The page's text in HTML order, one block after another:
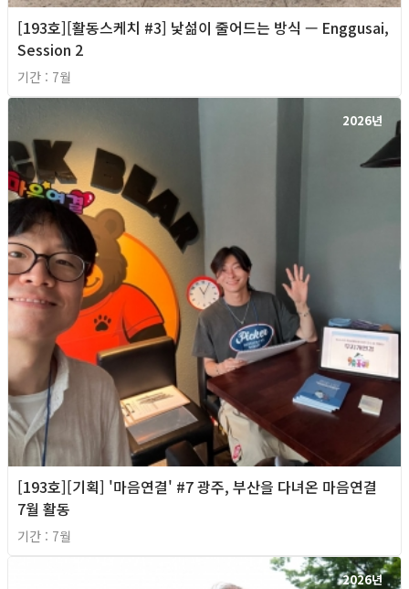
[193호][활동스케치 #3] 낯섦이 줄어드는 방식 — Enggusai,
Session 2
기간 : 7월
2026년
[193호][기획] '마음연결' #7 광주, 부산을 다녀온 마음연결
7월 활동
기간 : 7월
2026년